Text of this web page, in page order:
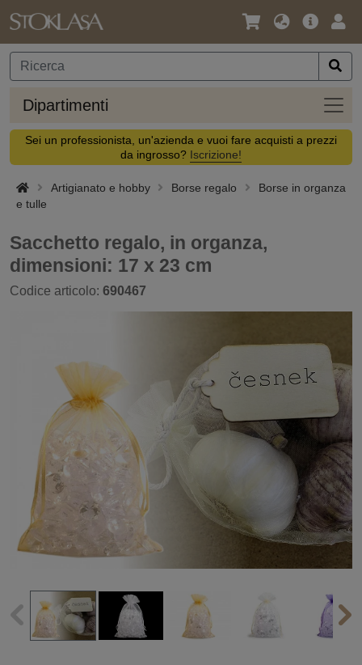
Lingua
Valuta
Offerta
Dipartimenti
Sei un professionista, un'azienda e vuoi fare acquisti a prezzi
da ingrosso? Iscrizione!
Artigianato e hobby Borse regalo
Borse in organza
e tulle
Sacchetto regalo, in organza,
dimensioni: 17 x 23 cm
Codice articolo: 690467